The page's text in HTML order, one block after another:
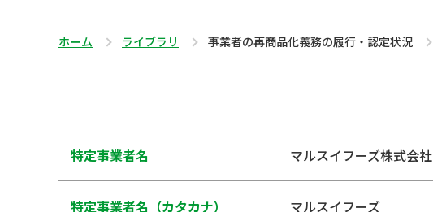
ホーム ライブラリ 事業者の再商品化義務の履行・認定状況
特定事業者名 マルスイフーズ株式会社
特定事業者名（カタカナ） マルスイフーズ